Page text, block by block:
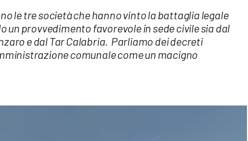
le tre società che hanno vinto la battaglia legale
un provvedimento favorevole in sede civile sia dal
e dal Tar Calabria. Parliamo dei decreti
comunale come un macigno